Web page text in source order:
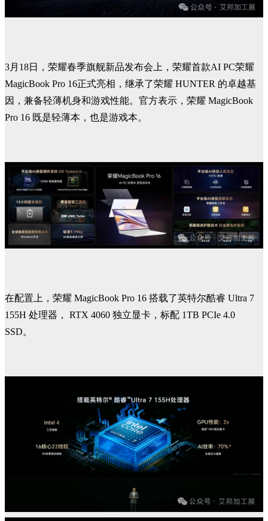
3月18日，荣耀春季旗舰新品发布会上，荣耀首款AI PC荣耀
MagicBook Pro 16正式亮相，继承了荣耀 HUNTER 的卓越基
因，兼备轻薄机身和游戏性能。官方表示，荣耀 MagicBook
Pro 16 既是轻薄本，也是游戏本。
在配置上，荣耀 MagicBook Pro 16 搭载了英特尔酷睿 Ultra 7
155H 处理器， RTX 4060 独立显卡，标配 1TB PCIe 4.0
SSD。